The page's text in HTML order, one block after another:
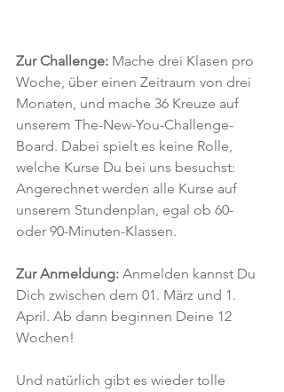
Zur Challenge: Mache drei Klasen pro
Woche, über einen Zeitraum von drei
Monaten, und mache 36 Kreuze auf
unserem The-New-You-Challenge-
Board. Dabei spielt es keine Rolle,
welche Kurse Du bei uns besuchst:
Angerechnet werden alle Kurse auf
unserem Stundenplan, egal ob 60-
oder 90-Minuten-Klassen.
Zur Anmeldung: Anmelden kannst Du
Dich zwischen dem 01. März und 1.
April. Ab dann beginnen Deine 12
Wochen!
Und natürlich gibt es wieder tolle